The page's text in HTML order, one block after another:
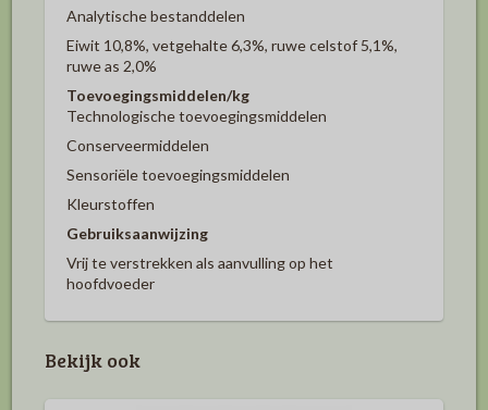
Analytische bestanddelen
Eiwit 10,8%, vetgehalte 6,3%, ruwe celstof 5,1%,
ruwe as 2,0%
Toevoegingsmiddelen/kg
Technologische toevoegingsmiddelen
Conserveermiddelen
Sensoriële toevoegingsmiddelen
Kleurstoffen
Gebruiksaanwijzing
Vrij te verstrekken als aanvulling op het
hoofdvoeder
Bekijk ook